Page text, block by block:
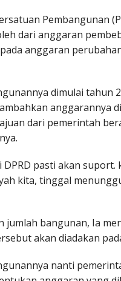
Pembangunan
dari anggaran
anggaran
dimulai tahun
anggarannya
dari pemerintah
DPRD pasti akan
kita, tinggal
jumlah bangunan, Ia
akan diadakan
nanti